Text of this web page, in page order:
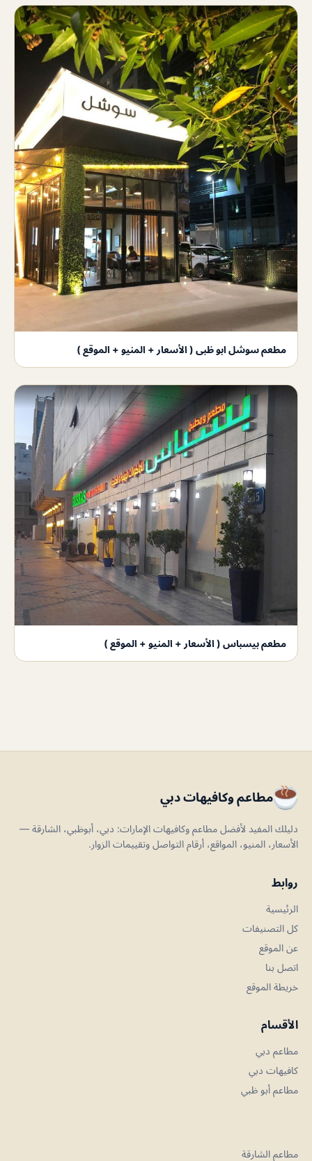
مطعم سوشل ابو ظبى ( الأسعار + المنيو + الموقع )
مطعم بيسباس ( الأسعار + المنيو + الموقع )
مطاعم وكافيهات دبي
دليلك المفيد لأفضل مطاعم وكافيهات الإمارات: دبي، أبوظبي، الشارقة —
الأسعار، المنيو، المواقع، أرقام التواصل وتقييمات الزوار.
روابط
الرئيسية
كل التصنيفات
عن الموقع
اتصل بنا
خريطة الموقع
الأقسام
مطاعم دبي
كافيهات دبي
مطاعم أبو ظبي
مطاعم الشارقة